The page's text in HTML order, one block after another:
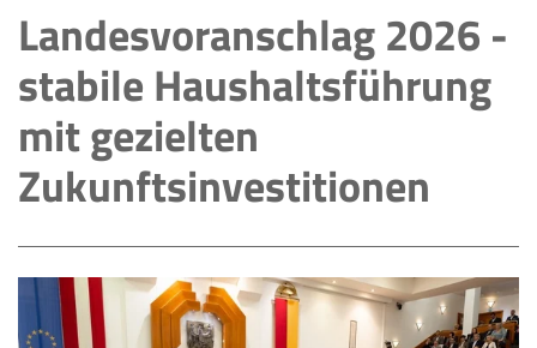
Landesvoranschlag 2026 -
stabile Haushaltsführung
mit gezielten
Zukunftsinvestitionen